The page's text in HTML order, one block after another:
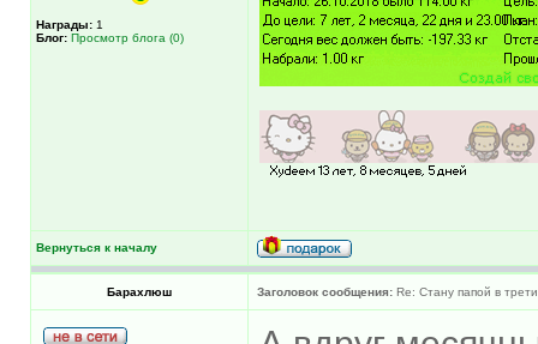
Награды: 1
Блог: Просмотр блога (0)
Вернуться к началу
Барахлюш Заголовок сообщения: Re: Стану папой в